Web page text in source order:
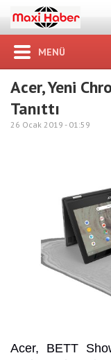
MENÜ
Acer, Yeni
Tanıttı
26 Ocak 2019 - 01:59
Acer, BETT